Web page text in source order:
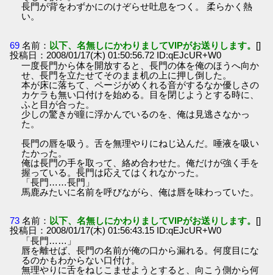
長門が背をわずかにのけぞらせ吐息をつく。 柔らかく熱
い。
69 名前： 以下、名無しにかわりましてVIPがお送りします。 []
投稿日：2008/01/17(木) 01:50:56.72 ID:qEJcUR+W0
一度長門から体を開放すると、長門の体を俺のほうへ向か
せ、長門を立たせてそのまま机の上に押し倒した。
本が床に落ちて、ページがめくれる音がするなか優しさの
カケラも無い口付けを始める。目を閉じようとする時に、
ふと目が合った。
少しの驚きが瞳に浮かんでいるのを、俺は見逃さなかっ
た。
長門の唇を吸う。舌を無理やりにねじ込んだ。唾液を吸い
たかった。
俺は長門の手を取って、絡め合わせた。俺だけが強く手を
握っている。長門は応えてはくれなかった。
「長門……長門」
馬鹿みたいに名前を呼びながら、俺は唇を味わっていた。
73 名前： 以下、名無しにかわりましてVIPがお送りします。 []
投稿日：2008/01/17(木) 01:56:43.15 ID:qEJcUR+W0
「長門……」
唇を離せば、長門の名前が俺の口から漏れる。何度目にな
るのかもわからない口付け。
無理やりに舌をねじこませようとすると、向こう側から何